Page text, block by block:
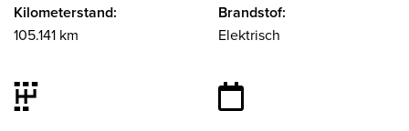
Kilometerstand:
105.141 km
Brandstof:
Elektrisch